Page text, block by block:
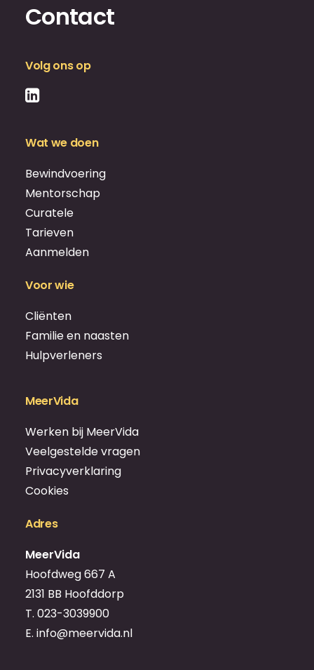
Contact
Volg ons op
Wat we doen
Bewindvoering
Mentorschap
Curatele
Tarieven
Aanmelden
Voor wie
Cliënten
Familie en naasten
Hulpverleners
MeerVida
Werken bij MeerVida
Veelgestelde vragen
Privacyverklaring
Cookies
Adres
MeerVida
Hoofdweg 667 A
2131 BB Hoofddorp
T. 023-3039900
E. info@meervida.nl